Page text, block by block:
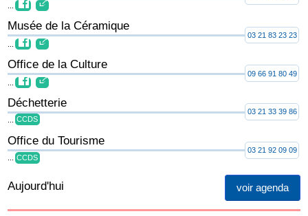
Musée de la Céramique
03 21 83 23 23
Office de la Culture
09 66 91 80 49
Déchetterie
CCDS
03 21 33 39 86
Office du Tourisme
... CCDS
03 21 92 09 09
voir agenda
Aujourd'hui